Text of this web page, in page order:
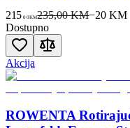
215 00KM235,00 KM−20 KM
Dostupno
Akcija
ROWENTA